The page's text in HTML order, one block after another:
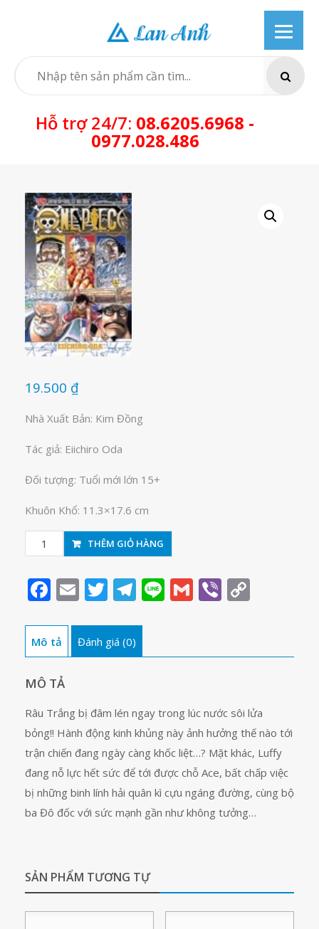
SEARCH
Hỗ trợ 24/7: 08.6205.6968 -
0977.028.486
19.500 ₫
Nhà Xuất Bản: Kim Đồng
Tác giả: Eiichiro Oda
Đối tượng: Tuổi mới lớn 15+
Khuôn Khổ: 11.3×17.6 cm
One
Piece
58
lượng
THÊM GIỎ HÀNG
Facebook
EmailTwitter
Telegram
LineGmail
Viber
Mô tả Đánh giá (0)
MÔ TẢ
Râu Trắng bị đâm lén ngay trong lúc nước sôi lửa
bỏng!! Hành động kinh khủng này ảnh hưởng thế nào tới
trận chiến đang ngày càng khốc liệt…? Mặt khác, Luffy
đang nỗ lực hết sức để tới được chỗ Ace, bất chấp việc
bị những binh lính hải quân kì cựu ngáng đường, cùng bộ
ba Đô đốc với sức mạnh gần như không tưởng…
SẢN PHẨM TƯƠNG TỰ